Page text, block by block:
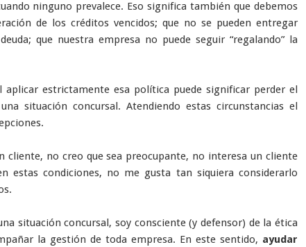
ninguno prevalece. Eso significa también que debemos
de los créditos vencidos; que no se pueden entregar
que nuestra empresa no puede seguir “regalando” la
aplicar estrictamente esa política puede significar perder el
situación concursal. Atendiendo estas circunstancias el
cliente, no creo que sea preocupante, no interesa un cliente
estas condiciones, no me gusta tan siquiera considerarlo
situación concursal, soy consciente (y defensor) de la ética
la gestión de toda empresa. En este sentido, ayudar